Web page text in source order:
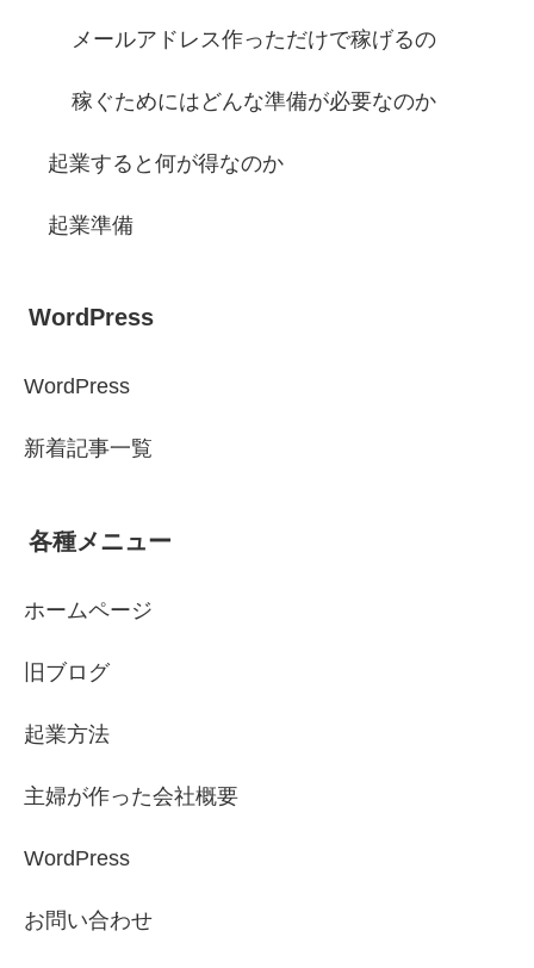
メールアドレス作っただけで稼げるの
稼ぐためにはどんな準備が必要なのか
起業すると何が得なのか
起業準備
WordPress
WordPress
新着記事一覧
各種メニュー
ホームページ
旧ブログ
起業方法
主婦が作った会社概要
WordPress
お問い合わせ